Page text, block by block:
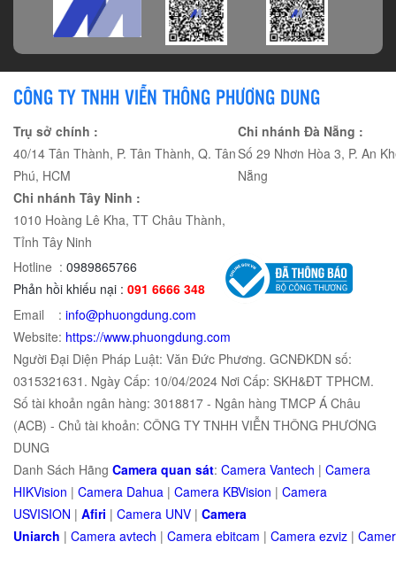
CÔNG TY TNHH VIỄN THÔNG PHƯƠNG DUNG
Trụ sở chính :
40/14 Tân Thành, P. Tân Thành, Q. Tân
Phú, HCM
Chi nhánh Đà Nẵng :
Số 29 Nhơn Hòa 3, P. An
Nẵng
Chi nhánh Tây Ninh :
1010 Hoàng Lê Kha, TT Châu Thành,
Tỉnh Tây Ninh
Hotline : 0989865766
Phản hồi khiếu nại : 091 6666 348
Email : info@phuongdung.com
Website: https://www.phuongdung.com
Người Đại Diện Pháp Luật: Văn Đức Phương. GCNĐKDN số:
0315321631. Ngày Cấp: 10/04/2024 Nơi Cấp: SKH&ĐT TPHCM.
Số tài khoản ngân hàng: 3018817 - Ngân hàng TMCP Á Châu
(ACB) - Chủ tài khoản: CÔNG TY TNHH VIỄN THÔNG PHƯƠNG
DUNG
Danh Sách Hãng Camera quan sát: Camera Vantech | Camera
HIKVision | Camera Dahua | Camera KBVision | Camera
USVISION | Afiri | Camera UNV | Camera
Uniarch | Camera avtech | Camera ebitcam | Camera ezviz |